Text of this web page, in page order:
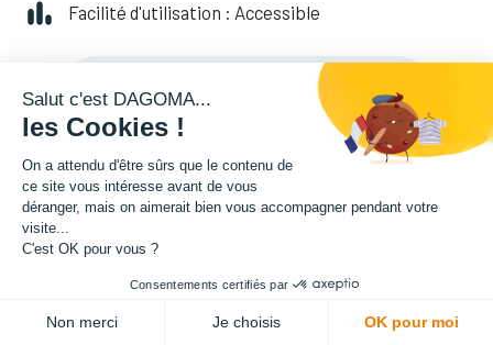
Facilité d'utilisation : Accessible
20,82€HT
(20,82 TVA comprise)
Salut c'est DAGOMA...
les Cookies !
On a attendu d'être sûrs que le contenu de
ce site vous intéresse avant de vous
déranger, mais on aimerait bien vous accompagner pendant votre
visite...
C'est OK pour vous ?
Consentements certifiés par
Non merci Je choisis OK pour moi